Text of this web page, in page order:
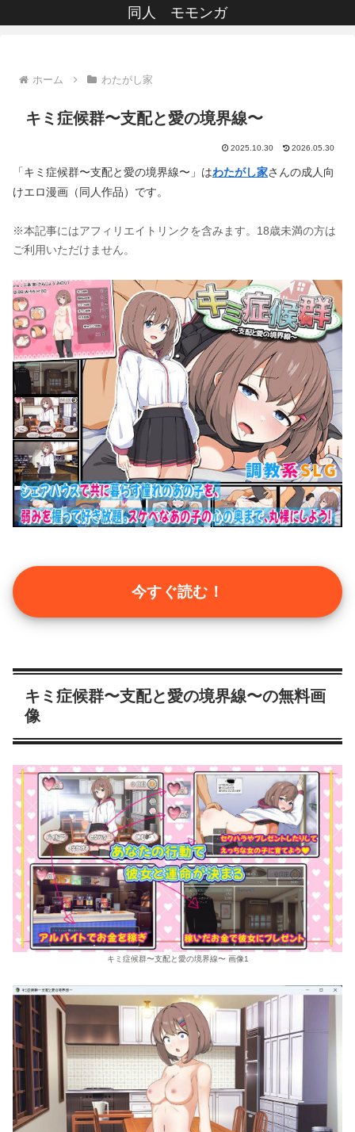
同人 モモンガ
ホーム わたがし家
キミ症候群〜支配と愛の境界線〜
2025.10.30 2026.05.30
「キミ症候群〜支配と愛の境界線〜」はわたがし家さんの成人向
けエロ漫画（同人作品）です。
※本記事にはアフィリエイトリンクを含みます。18歳未満の方は
ご利用いただけません。
今すぐ読む！
キミ症候群〜支配と愛の境界線〜の無料画
像
キミ症候群〜支配と愛の境界線〜 画像1